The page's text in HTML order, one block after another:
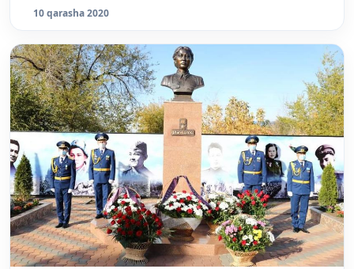
10 qarasha 2020